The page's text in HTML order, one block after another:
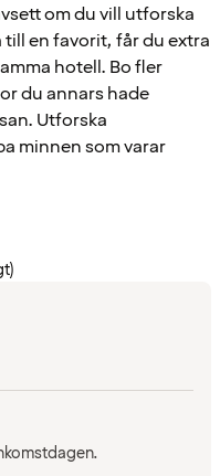
om du vill utforska
en favorit, får du extra
hotell. Bo fler
du annars hade
Utforska
minnen som varar